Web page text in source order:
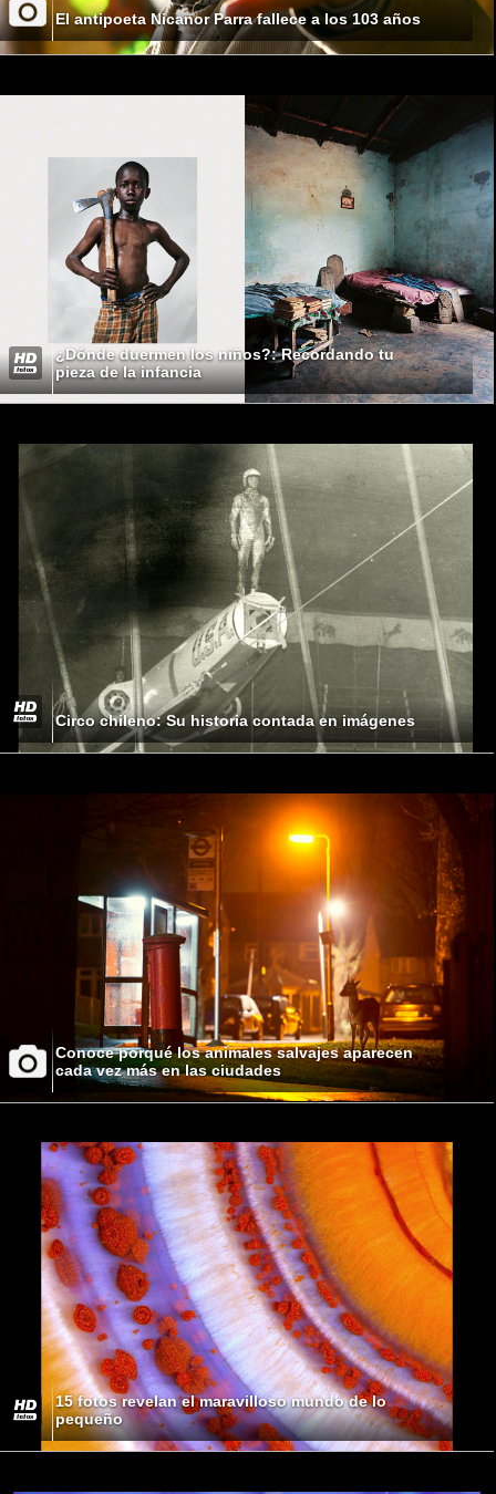
El antipoeta Nicanor Parra fallece a los 103 años
¿Dónde duermen los niños?: Recordando tu
pieza de la infancia
Circo chileno: Su historia contada en imágenes
Conoce porqué los animales salvajes aparecen
cada vez más en las ciudades
15 fotos revelan el maravilloso mundo de lo
pequeño